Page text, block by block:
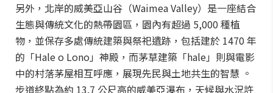
另外，北岸的威美亞山谷（Waimea Valley）是一座結合
生態與傳統文化的熱帶園區，園內有超過 5,000 種植
物，並保存多處傳統建築與祭祀遺跡，包括建於 1470 年
的「Hale o Lono」神殿，而茅草建築「hale」則與電影
中的村落茅屋相互呼應，展現先民與土地共生的智慧 。
步道終點為約 13.7 公尺高的威美亞瀑布，天候與水況許